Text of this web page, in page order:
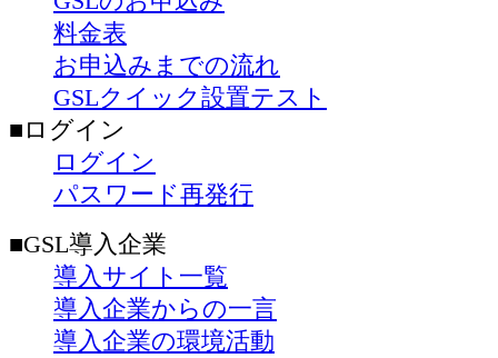
料金表
お申込みまでの流れ
GSLクイック設置テスト
■ログイン
ログイン
パスワード再発行
■GSL導入企業
導入サイト一覧
導入企業からの一言
導入企業の環境活動